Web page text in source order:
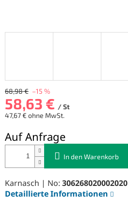
68,98 € –15 %
58,63 € / St
47,67 € ohne MwSt.
Auf Anfrage
In den Warenkorb
Karnasch | No: 306268020002020
Detaillierte Informationen